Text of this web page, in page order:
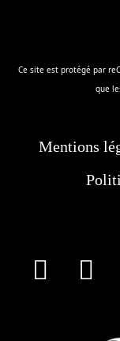
Ce site est protégé par
que
Mentions